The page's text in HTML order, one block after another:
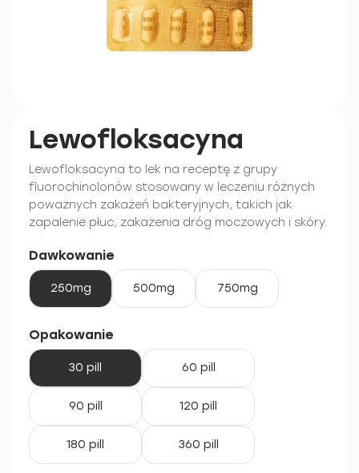
Lewofloksacyna
Lewofloksacyna to lek na receptę z grupy
fluorochinolonów stosowany w leczeniu różnych
poważnych zakażeń bakteryjnych, takich jak
zapalenie płuc, zakażenia dróg moczowych i skóry.
Dawkowanie
250mg 500mg 750mg
Opakowanie
30 pill 60 pill
90 pill 120 pill
180 pill 360 pill